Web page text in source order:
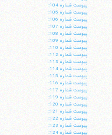
پيوست شماره 104:
پيوست شماره 105:
پيوست شماره 106:
پيوست شماره 107:
پيوست شماره 108:
پيوست شماره 109:
پيوست شماره 110:
پيوست شماره 112:
پيوست شماره 113:
پيوست شماره 114:
پيوست شماره 115:
پيوست شماره 116:
پيوست شماره 117:
پيوست شماره 119:
پيوست شماره 120:
پيوست شماره 121:
پيوست شماره 122:
پيوست شماره 123:
پيوست شماره 124: